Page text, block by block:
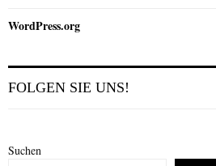
WordPress.org
FOLGEN SIE UNS!
Suchen